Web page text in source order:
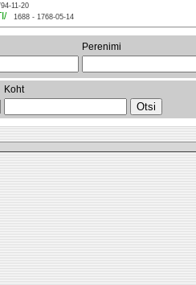
11-20
1688 - 1768-05-14
Perenimi
Koht